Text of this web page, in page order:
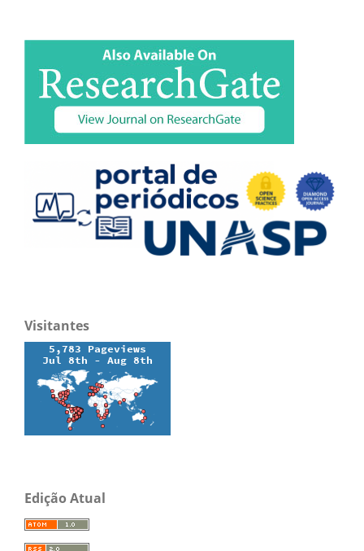
Visitantes
Edição Atual